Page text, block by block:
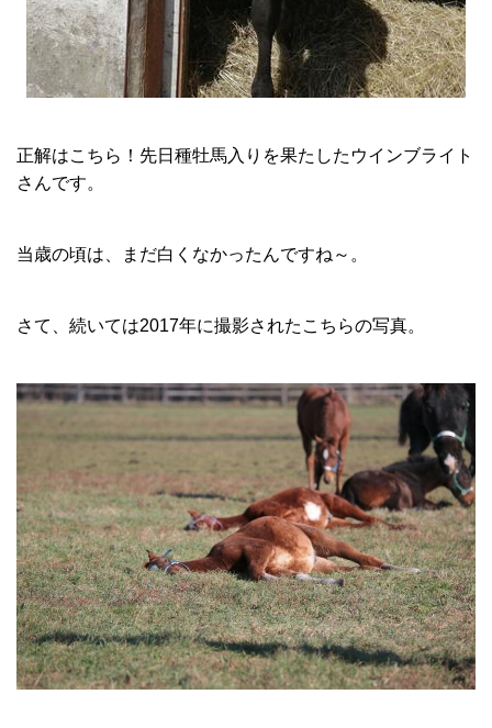
正解はこちら！先日種牡馬入りを果たしたウインブライト
さんです。
当歳の頃は、まだ白くなかったんですね～。
さて、続いては2017年に撮影されたこちらの写真。